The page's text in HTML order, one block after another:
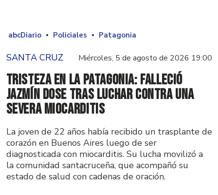
abcDiario Policiales Patagonia
SANTA CRUZ Miércoles, 5 de agosto de 2026 19:00
Tristeza en la Patagonia: falleció
Jazmín Dose tras luchar contra una
severa miocarditis
La joven de 22 años había recibido un trasplante de
corazón en Buenos Aires luego de ser
diagnosticada con miocarditis. Su lucha movilizó a
la comunidad santacruceña, que acompañó su
estado de salud con cadenas de oración.